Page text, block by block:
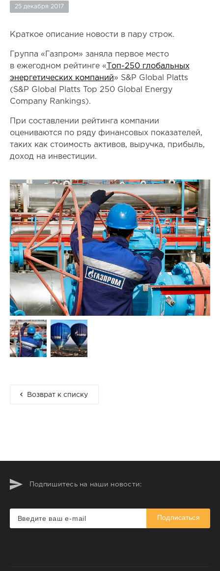
25 декабря 2017
Краткое описание новости в пару строк.
Группа «Газпром» заняла первое место
в ежегодном рейтинге «Топ-250 глобальных
энергетических компаний» S&P Global Platts
(S&P Global Platts Top 250 Global Energy
Company Rankings).
При составлении рейтинга компании
оцениваются по ряду финансовых показателей,
таких как стоимость активов, выручка, прибыль,
доход на инвестиции.
Возврат к списку
Подпишитесь на наши новости:
Подписаться